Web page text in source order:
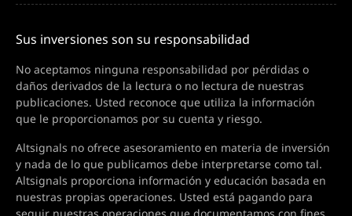
Sus inversiones son su responsabilidad
No aceptamos ninguna responsabilidad por pérdidas o
daños derivados de la lectura o no lectura de nuestras
publicaciones. Usted reconoce que utiliza la información
que le proporcionamos por su cuenta y riesgo.
Altsignals no ofrece asesoramiento en materia de inversión
y nada de lo que publicamos debe interpretarse como tal.
Altsignals proporciona información y educación basada en
nuestras propias operaciones. Usted está pagando para